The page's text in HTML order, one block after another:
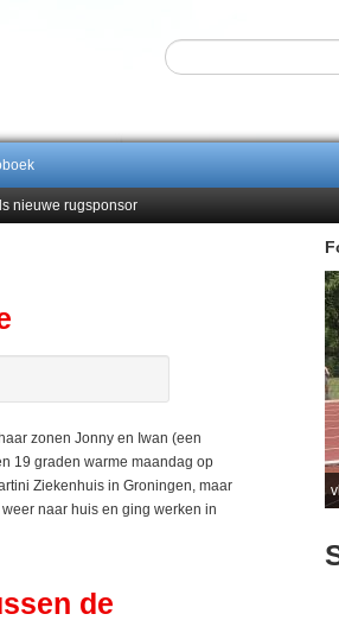
nieuwe rugsponsor
zonen Jonny en Iwan (een
19 graden warme maandag op
Ziekenhuis in Groningen, maar
naar huis en ging werken in
de